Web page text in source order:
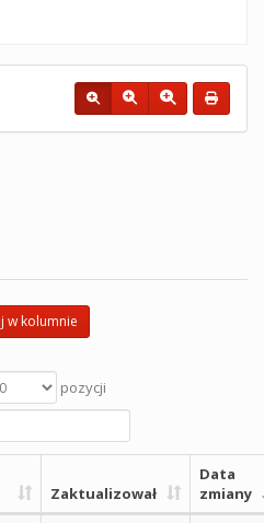
w kolumnie
pozycji
Zaktualizował
Data
zmiany